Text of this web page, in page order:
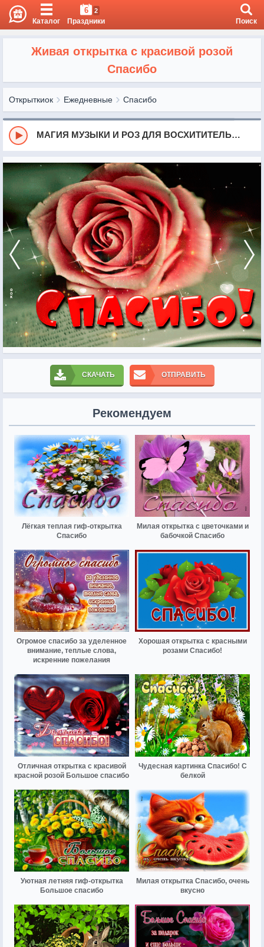
Каталог
6 2
Праздники Поиск
Живая открытка с красивой розой
Спасибо
Открыткиок Ежедневные Спасибо
МАГИЯ МУЗЫКИ И РОЗ ДЛЯ ВОСХИТИТЕЛЬНОЙ ЛЕДИ!
СКАЧАТЬ ОТПРАВИТЬ
Рекомендуем
Лёгкая теплая гиф-открытка
Спасибо
Милая открытка с цветочками и
бабочкой Спасибо
Огромое спасибо за уделенное
внимание, теплые слова,
искренние пожелания
Хорошая открытка с красными
розами Спасибо!
Отличная открытка с красивой
красной розой Большое спасибо
Чудесная картинка Спасибо! С
белкой
Уютная летняя гиф-открытка
Большое спасибо
Милая открытка Спасибо, очень
вкусно